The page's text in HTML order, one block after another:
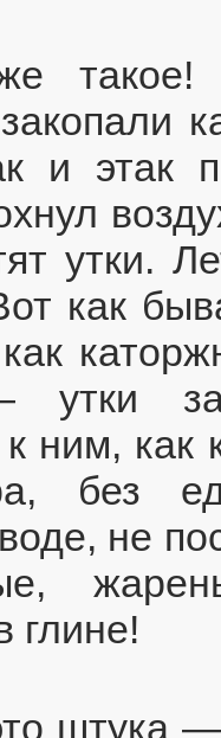
такое!
закопали
и этак
утки.
как
как
за
к ним,
без
не
глине!
штука —